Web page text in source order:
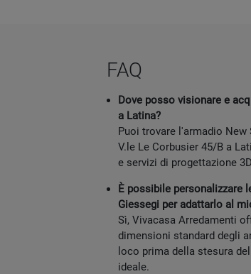
FAQ
Dove posso visionare e
a Latina?
Puoi trovare l'armadio
V.le Le Corbusier 45/B a
e servizi di progettazione
È possibile personalizzare
Giessegi per adattarlo al
Sì, Vivacasa Arredamenti
dimensioni standard degli
loco prima della stesura
ideale.